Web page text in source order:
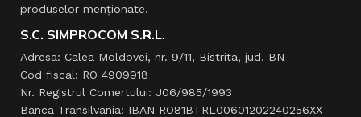
produselor menţionate.
S.C. SIMPROCOM S.R.L.
Adresa: Calea Moldovei, nr. 9/11, Bistrita, jud. BN
Cod fiscal: RO 4909918
Nr. Registrul Comertului: J06/985/1993
Banca Transilvania: IBAN RO81BTRL00601202240256XX